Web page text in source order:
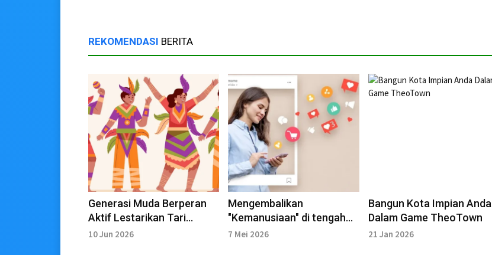
REKOMENDASI BERITA
Generasi Muda Berperan
Aktif Lestarikan Tari
Nusantara
10 Jun 2026
Mengembalikan
"Kemanusiaan" di tengah
Kepalsuan Digital
7 Mei 2026
Bangun Kota Impian Anda
Dalam Game TheoTown
21 Jan 2026